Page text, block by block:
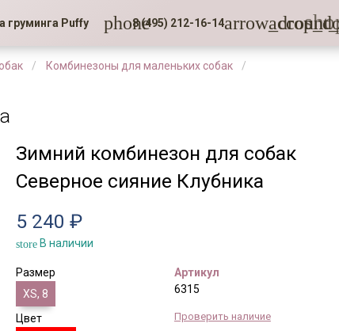
груминга Puffy phone8 (495) 212-16-14
Комбинезоны для маленьких собак
Зимний комбинезон для собак
Северное сияние Клубника
5 240 ₽
storeВ наличии
Размер
XS, 8
Цвет
Артикул
6315
Проверить наличие